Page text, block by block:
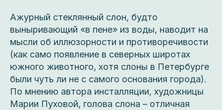
Ажурный стеклянный слон, будто
выныривающий «в пене» из воды, наводит на
мысли об иллюзорности и противоречивости
(как само появление в северных широтах
южного животного, хотя слоны в Петербурге
были чуть ли не с самого основания города).
По мнению автора инсталляции, художницы
Марии Пуховой, голова слона – отличная